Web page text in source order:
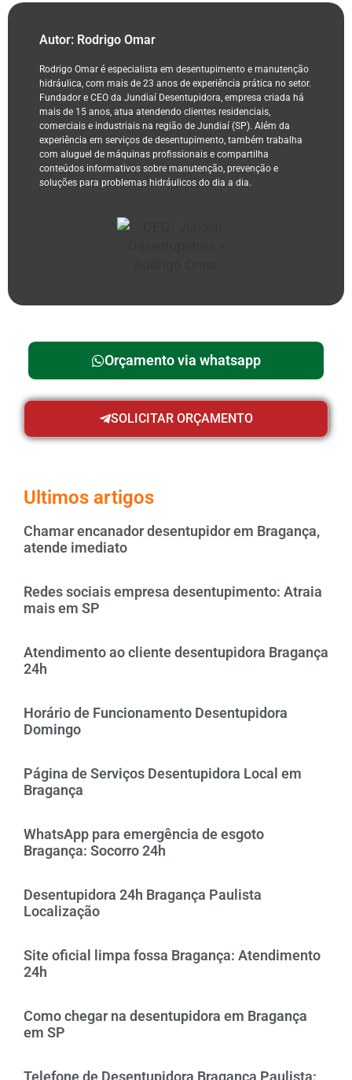
Autor: Rodrigo Omar
Rodrigo Omar é especialista em desentupimento e manutenção
hidráulica, com mais de 23 anos de experiência prática no setor.
Fundador e CEO da Jundiaí Desentupidora, empresa criada há
mais de 15 anos, atua atendendo clientes residenciais,
comerciais e industriais na região de Jundiaí (SP). Além da
experiência em serviços de desentupimento, também trabalha
com aluguel de máquinas profissionais e compartilha
conteúdos informativos sobre manutenção, prevenção e
soluções para problemas hidráulicos do dia a dia.
Orçamento via whatsapp
SOLICITAR ORÇAMENTO
Ultimos artigos
Chamar encanador desentupidor em Bragança,
atende imediato
Redes sociais empresa desentupimento: Atraia
mais em SP
Atendimento ao cliente desentupidora Bragança
24h
Horário de Funcionamento Desentupidora
Domingo
Página de Serviços Desentupidora Local em
Bragança
WhatsApp para emergência de esgoto
Bragança: Socorro 24h
Desentupidora 24h Bragança Paulista
Localização
Site oficial limpa fossa Bragança: Atendimento
24h
Como chegar na desentupidora em Bragança
em SP
Telefone de Desentupidora Bragança Paulista: